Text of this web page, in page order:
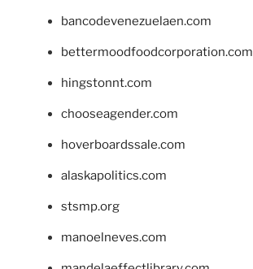
bancodevenezuelaen.com
bettermoodfoodcorporation.com
hingstonnt.com
chooseagender.com
hoverboardssale.com
alaskapolitics.com
stsmp.org
manoelneves.com